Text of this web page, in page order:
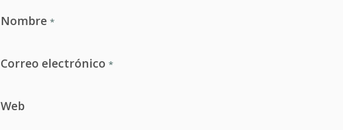
Nombre *
Correo electrónico *
Web